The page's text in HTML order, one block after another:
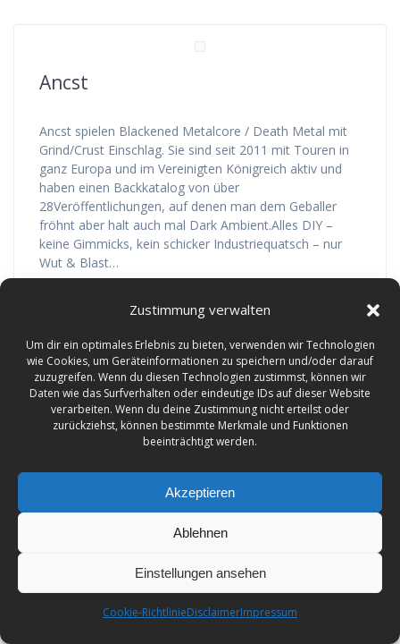
Zustimmung verwalten
Um dir ein optimales Erlebnis zu bieten, verwenden wir Technologien
wie Cookies, um Geräteinformationen zu speichern und/oder darauf
zuzugreifen. Wenn du diesen Technologien zustimmst, können wir
Daten wie das Surfverhalten oder eindeutige IDs auf dieser Website
verarbeiten. Wenn du deine Zustimmung nicht erteilst oder
zurückziehst, können bestimmte Merkmale und Funktionen
beeinträchtigt werden.
Akzeptieren
Ablehnen
Einstellungen ansehen
Cookie-RichtlinieDisclaimerImpressum
Ancst
Ancst spielen Blackened Metalcore / Death Metal mit
Grind/Crust Einschlag. Sie sind seit 2011 mit Touren in
ganz Europa und im Vereinigten Königreich aktiv und
haben einen Backkatalog von über
28Veröffentlichungen, auf denen man dem Geballer
fröhnt aber halt auch mal Dark Ambient.Alles DIY –
keine Gimmicks, kein schicker Industriequatsch – nur
Wut & Blast…
Jomami
JOMAMI – das sind Joscha (12) an der Gitarre und am
Drums, Bass und Gesang. Die drei Geschwister
machen seit Kindesbeinen in der großen Diele des
Elternhauses in Groß Varlingen zusammen Musik.
Anfang des Jahres 2023 gründeten sie ihre Band
veröffentlichen sie…
Weiterlesen